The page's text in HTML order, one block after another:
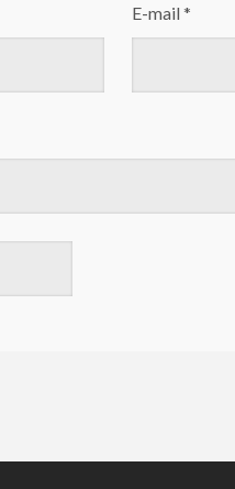
E-mail*